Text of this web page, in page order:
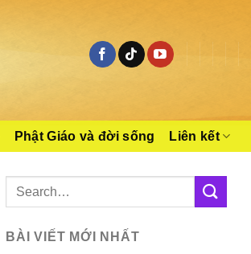
Phật Giáo và đời sống Liên kết
BÀI VIẾT MỚI NHẤT